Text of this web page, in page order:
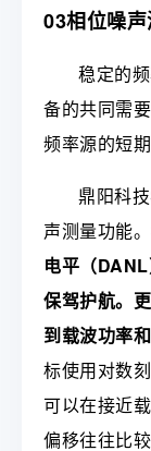
03相位噪
稳定的
备的共同需
频率源的短
鼎阳科
声测量功能。
电平（
保驾护航。
到载波功率
标使用对数
可以在接近
偏移往往比